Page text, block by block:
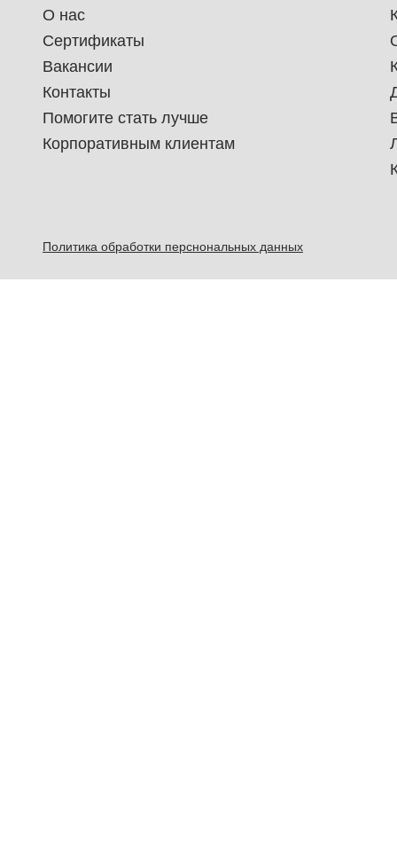
О нас
Сертификаты
Вакансии
Контакты
Помогите стать лучше
Корпоративным клиентам
Политика обработки перснональных данных